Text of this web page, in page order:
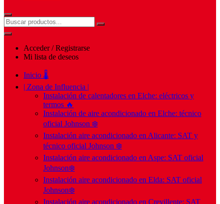
Acceder / Registrarse
Mi lista de deseos
Inicio 🌡️
| Zona de Influencia |
Instalación de calentadores en Elche: eléctricos y
termos 🔥
Instalación de aire acondicionado en Elche: técnico
oficial Johnson ❄️
Instalación aire acondicionado en Alicante: SAT y
técnico oficial Johnson ❄️
Instalación aire acondicionado en Aspe: SAT oficial
Johnson❄️
Instalación aire acondicionado en Elda: SAT oficial
Johnson❄️
Instalación aire acondicionado en Crevillente: SAT